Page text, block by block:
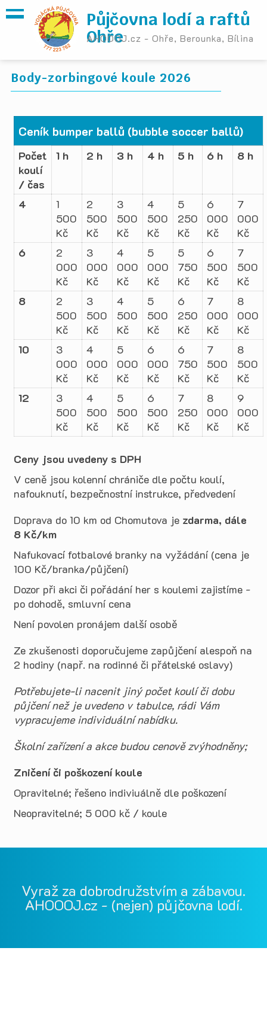
Půjčovna lodí a raftů
Ohře
AHOOOJ.cz - Ohře, Berounka, Bílina
Body-zorbingové koule 2026
Ceník bumper ballů (bubble soccer ballů)
Počet
koulí
/ čas
1 h 2 h 3 h 4 h 5 h 6 h 8 h
4
1
500
Kč
2
500
Kč
3
500
Kč
4
500
Kč
5
250
Kč
6
000
Kč
7
000
Kč
6
2
000
Kč
3
000
Kč
4
000
Kč
5
000
Kč
5
750
Kč
6
500
Kč
7
500
Kč
8
2
500
Kč
3
500
Kč
4
500
Kč
5
500
Kč
6
250
Kč
7
000
Kč
8
000
Kč
10
3
000
Kč
4
000
Kč
5
000
Kč
6
000
Kč
6
750
Kč
7
500
Kč
8
500
Kč
12
3
500
Kč
4
500
Kč
5
500
Kč
6
500
Kč
7
250
Kč
8
000
Kč
9
000
Kč
Ceny jsou uvedeny s DPH
V ceně jsou kolenní chrániče dle počtu koulí,
nafouknutí, bezpečnostní instrukce, předvedení
Doprava do 10 km od Chomutova je zdarma, dále
8 Kč/km
Nafukovací fotbalové branky na vyžádání (cena je
100 Kč/branka/půjčení)
Dozor při akci či pořádání her s koulemi zajistíme -
po dohodě, smluvní cena
Není povolen pronájem další osobě
Ze zkušenosti doporučujeme zapůjčení alespoň na
2 hodiny (např. na rodinné či přátelské oslavy)
Potřebujete-li nacenit jiný počet koulí či dobu
půjčení než je uvedeno v tabulce, rádi Vám
vypracujeme individuální nabídku.
Školní zařízení a akce budou cenově zvýhodněny;
Zničení či poškození koule
Opravitelné; řešeno indiviuálně dle poškození
Neopravitelné; 5 000 kč / koule
Vyraž za dobrodružstvím a zábavou.
AHOOOJ.cz - (nejen) půjčovna lodí.